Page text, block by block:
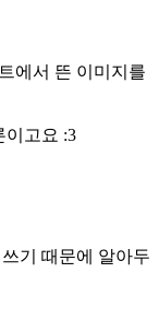
에서 뜬 이미지를
이고요 :3
기 때문에 알아두